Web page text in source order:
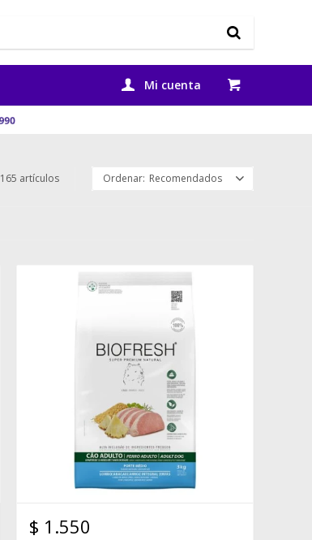
165 artículos Recomendados
$ 1.550